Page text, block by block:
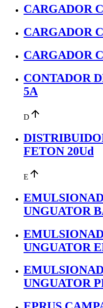
CARGADOR
CARGADOR
CARGADOR
CONTADOR
5A
D arrow_upward
FETON 20Ud
E arrow_upward
UNGUATOR
UNGUATOR
UNGUATOR